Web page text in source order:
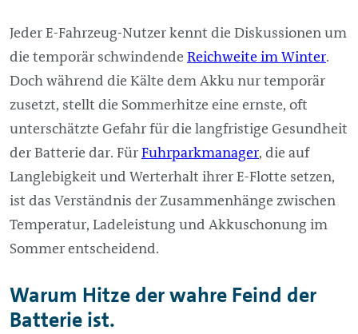
Jeder E-Fahrzeug-Nutzer kennt die Diskussionen um
die temporär schwindende Reichweite im Winter.
Doch während die Kälte dem Akku nur temporär
zusetzt, stellt die Sommerhitze eine ernste, oft
unterschätzte Gefahr für die langfristige Gesundheit
der Batterie dar. FürFuhrparkmanager, die auf
Langlebigkeit und Werterhalt ihrer E-Flotte setzen,
ist das Verständnis der Zusammenhänge zwischen
Temperatur, Ladeleistung und Akkuschonung im
Sommer entscheidend.
Warum Hitze der wahre Feind der
Batterie ist.